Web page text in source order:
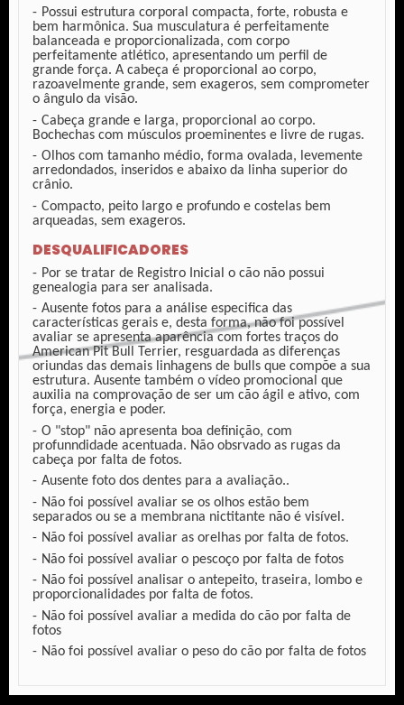
Possui estrutura corporal compacta, forte, robusta e
bem harmônica. Sua musculatura é perfeitamente
balanceada e proporcionalizada, com corpo
perfeitamente atlético, apresentando um perfil de
grande força. A cabeça é proporcional ao corpo,
razoavelmente grande, sem exageros, sem comprometer
o ângulo da visão.
Cabeça grande e larga, proporcional ao corpo.
Bochechas com músculos proeminentes e livre de rugas.
Olhos com tamanho médio, forma ovalada, levemente
arredondados, inseridos e abaixo da linha superior do
crânio.
Compacto, peito largo e profundo e costelas bem
arqueadas, sem exageros.
DESQUALIFICADORES
Por se tratar de Registro Inicial o cão não possui
genealogia para ser analisada.
Ausente fotos para a análise especifica das
características gerais e, desta forma, não foi possível
avaliar se apresenta aparência com fortes traços do
American Pit Bull Terrier, resguardada as diferenças
oriundas das demais linhagens de bulls que compõe a sua
estrutura. Ausente também o vídeo promocional que
auxilia na comprovação de ser um cão ágil e ativo, com
força, energia e poder.
O "stop" não apresenta boa definição, com
profunndidade acentuada. Não obsrvado as rugas da
cabeça por falta de fotos.
Ausente foto dos dentes para a avaliação..
Não foi possível avaliar se os olhos estão bem
separados ou se a membrana nictitante não é visível.
Não foi possível avaliar as orelhas por falta de fotos.
Não foi possível avaliar o pescoço por falta de fotos
Não foi possível analisar o antepeito, traseira, lombo e
proporcionalidades por falta de fotos.
Não foi possível avaliar a medida do cão por falta de
fotos
Não foi possível avaliar o peso do cão por falta de fotos